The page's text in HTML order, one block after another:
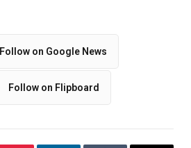
Follow on Google News
Follow on Flipboard